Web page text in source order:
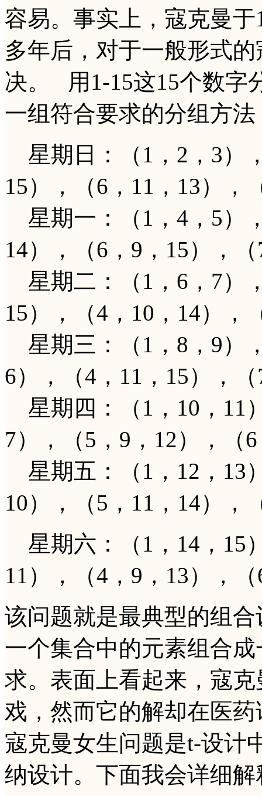
容易。事实上，寇克曼
多年后，对于一般形式
决。 用1-15这15个数字
一组符合要求的分组方法
星期日：（1，2，3）
15），（6，11，13），
星期一：（1，4，5）
14），（6，9，15），
星期二：（1，6，7）
15），（4，10，14），
星期三：（1，8，9）
6），（4，11，15），
星期四：（1，10，11
7），（5，9，12），（
星期五：（1，12，13
10），（5，11，14），
星期六：（1，14，15
11），（4，9，13），
该问题就是最典型的组
一个集合中的元素组合
求。表面上看起来，寇
戏，然而它的解却在医
寇克曼女生问题是t-设
纳设计。下面我会详细